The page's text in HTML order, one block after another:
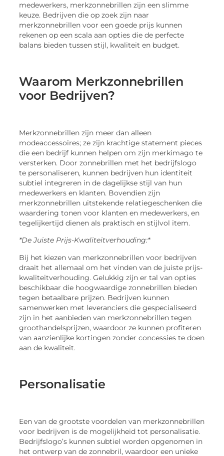
medewerkers, merkzonnebrillen zijn een slimme
keuze. Bedrijven die op zoek zijn naar
merkzonnebrillen voor een goede prijs kunnen
rekenen op een scala aan opties die de perfecte
balans bieden tussen stijl, kwaliteit en budget.
Waarom Merkzonnebrillen
voor Bedrijven?
Merkzonnebrillen zijn meer dan alleen
modeaccessoires; ze zijn krachtige statement pieces
die een bedrijf kunnen helpen om zijn merkimago te
versterken. Door zonnebrillen met het bedrijfslogo
te personaliseren, kunnen bedrijven hun identiteit
subtiel integreren in de dagelijkse stijl van hun
medewerkers en klanten. Bovendien zijn
merkzonnebrillen uitstekende relatiegeschenken die
waardering tonen voor klanten en medewerkers, en
tegelijkertijd dienen als praktisch en stijlvol item.
*De Juiste Prijs-Kwaliteitverhouding:*
Bij het kiezen van merkzonnebrillen voor bedrijven
draait het allemaal om het vinden van de juiste prijs-
kwaliteitverhouding. Gelukkig zijn er tal van opties
beschikbaar die hoogwaardige zonnebrillen bieden
tegen betaalbare prijzen. Bedrijven kunnen
samenwerken met leveranciers die gespecialiseerd
zijn in het aanbieden van merkzonnebrillen tegen
groothandelsprijzen, waardoor ze kunnen profiteren
van aanzienlijke kortingen zonder concessies te doen
aan de kwaliteit.
Personalisatie
Een van de grootste voordelen van merkzonnebrillen
voor bedrijven is de mogelijkheid tot personalisatie.
Bedrijfslogo’s kunnen subtiel worden opgenomen in
het ontwerp van de zonnebril, waardoor een unieke